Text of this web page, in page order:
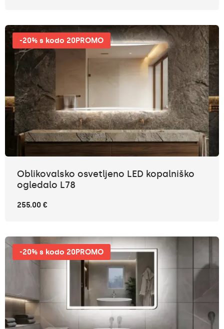
-20% s kodo 20PROMO
Oblikovalsko osvetljeno LED kopalniško
ogledalo L78
255.00 €
-20% s kodo 20PROMO